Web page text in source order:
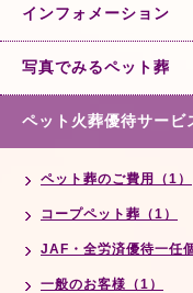
インフォメーション
写真でみるペット葬
ペット火葬優待サービ
ペット葬のご費用（1）
コープペット葬（1）
JAF・全労済優待一任
一般のお客様（1）